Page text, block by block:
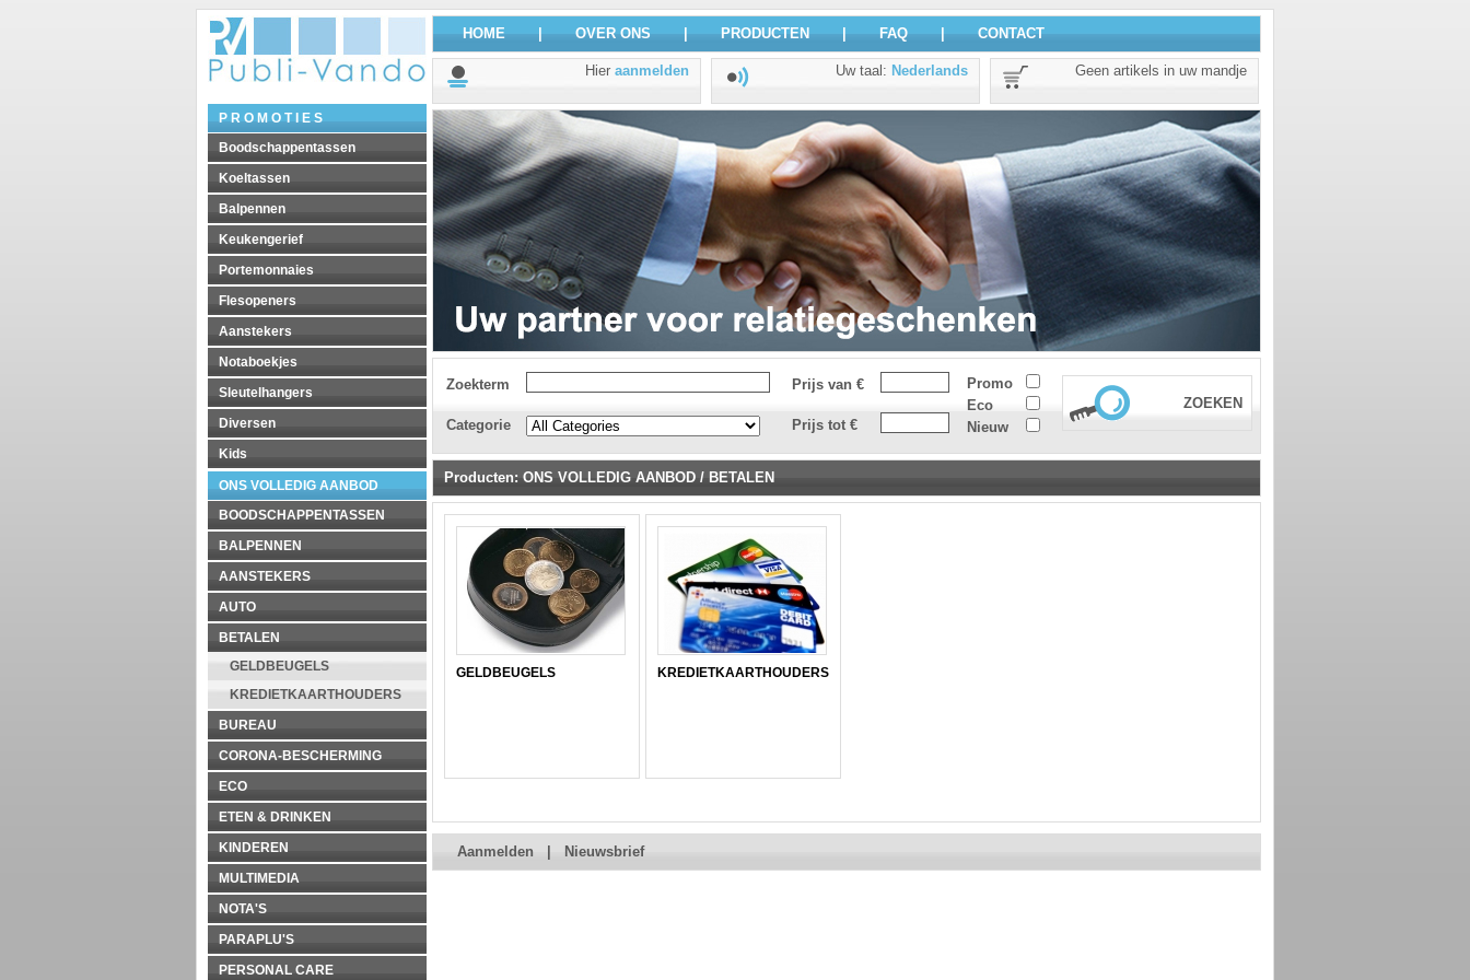
P R O M O T I E S
Boodschappentassen
Koeltassen
Balpennen
Keukengerief
Portemonnaies
Flesopeners
Aanstekers
Notaboekjes
Sleutelhangers
Diversen
Kids
ONS VOLLEDIG AANBOD
BOODSCHAPPENTASSEN
BALPENNEN
AANSTEKERS
AUTO
BETALEN
GELDBEUGELS
KREDIETKAARTHOUDERS
BUREAU
CORONA-BESCHERMING
ECO
ETEN & DRINKEN
KINDEREN
MULTIMEDIA
NOTA'S
PARAPLU'S
PERSONAL CARE
HOME OVER ONS PRODUCTEN FAQ CONTACT
Hier aanmelden Uw taal : Nederlands Geen artikels in uw mandje
Zoekterm Prijs van €
Promo
Eco
Nieuw
ZOEKEN
Categorie
Prijs tot €
Producten: ONS VOLLEDIG AANBOD / BETALEN
GELDBEUGELS KREDIETKAARTHOUDERS
Aanmelden Nieuwsbrief